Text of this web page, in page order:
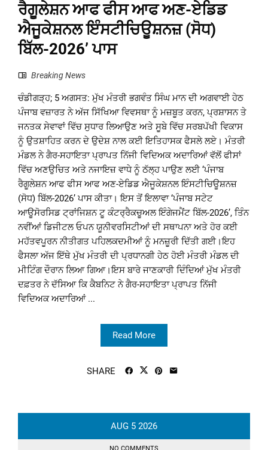
ਰੈਗੂਲੇਸ਼ਨ ਆਫ ਫੀਸ ਆਫ ਅਣ-ਏਡਿਡ
ਐਜੂਕੇਸ਼ਨਲ ਇੰਸਟੀਚਿਊਸ਼ਨਜ਼ (ਸੋਧ)
ਬਿੱਲ-2026’ ਪਾਸ
Breaking News
ਚੰਡੀਗੜ੍ਹ; 5 ਅਗਸਤ: ਮੁੱਖ ਮੰਤਰੀ ਭਗਵੰਤ ਸਿੰਘ ਮਾਨ ਦੀ ਅਗਵਾਈ ਹੇਠ
ਪੰਜਾਬ ਵਜ਼ਾਰਤ ਨੇ ਅੱਜ ਸਿੱਖਿਆ ਵਿਵਸਥਾ ਨੂੰ ਮਜ਼ਬੂਤ ਕਰਨ, ਪ੍ਰਸ਼ਾਸਨ ਤੇ
ਜਨਤਕ ਸੇਵਾਵਾਂ ਵਿੱਚ ਸੁਧਾਰ ਲਿਆਉਣ ਅਤੇ ਸੂਬੇ ਵਿੱਚ ਸਰਬਪੱਖੀ ਵਿਕਾਸ
ਨੂੰ ਉਤਸ਼ਾਹਿਤ ਕਰਨ ਦੇ ਉਦੇਸ਼ ਨਾਲ ਕਈ ਇਤਿਹਾਸਕ ਫੈਸਲੇ ਲਏ। ਮੰਤਰੀ
ਮੰਡਲ ਨੇ ਗੈਰ-ਸਹਾਇਤਾ ਪ੍ਰਾਪਤ ਨਿੱਜੀ ਵਿਦਿਅਕ ਅਦਾਰਿਆਂ ਵੱਲੋਂ ਫੀਸਾਂ
ਵਿੱਚ ਅਣਉਚਿਤ ਅਤੇ ਨਜਾਇਜ਼ ਵਾਧੇ ਨੂੰ ਠੱਲ੍ਹ ਪਾਉਣ ਲਈ ‘ਪੰਜਾਬ
ਰੈਗੂਲੇਸ਼ਨ ਆਫ ਫੀਸ ਆਫ ਅਣ-ਏਡਿਡ ਐਜੂਕੇਸ਼ਨਲ ਇੰਸਟੀਚਿਊਸ਼ਨਜ਼
(ਸੋਧ) ਬਿੱਲ-2026’ ਪਾਸ ਕੀਤਾ। ਇਸ ਤੋਂ ਇਲਾਵਾ ‘ਪੰਜਾਬ ਸਟੇਟ
ਆਊਸੋਰਸਿਡ ਟ੍ਰਾਂਜਿਸ਼ਨ ਟੂ ਕੰਟਰ੍ਰੈਕਚੂਅਲ ਇੰਗੇਜਮੈਂਟ ਬਿੱਲ-2026’, ਤਿੰਨ
ਨਵੀਂਆਂ ਡਿਜੀਟਲ ਓਪਨ ਯੂਨੀਵਰਸਿਟੀਆਂ ਦੀ ਸਥਾਪਨਾ ਅਤੇ ਹੋਰ ਕਈ
ਮਹੱਤਵਪੂਰਨ ਨੀਤੀਗਤ ਪਹਿਲਕਦਮੀਆਂ ਨੂੰ ਮਨਜ਼ੂਰੀ ਦਿੱਤੀ ਗਈ।ਇਹ
ਫੈਸਲਾ ਅੱਜ ਇੱਥੇ ਮੁੱਖ ਮੰਤਰੀ ਦੀ ਪ੍ਰਧਾਨਗੀ ਹੇਠ ਹੋਈ ਮੰਤਰੀ ਮੰਡਲ ਦੀ
ਮੀਟਿੰਗ ਦੌਰਾਨ ਲਿਆ ਗਿਆ।ਇਸ ਬਾਰੇ ਜਾਣਕਾਰੀ ਦਿੰਦਿਆਂ ਮੁੱਖ ਮੰਤਰੀ
ਦਫ਼ਤਰ ਨੇ ਦੱਸਿਆ ਕਿ ਕੈਬਨਿਟ ਨੇ ਗੈਰ-ਸਹਾਇਤਾ ਪ੍ਰਾਪਤ ਨਿੱਜੀ
ਵਿਦਿਅਕ ਅਦਾਰਿਆਂ ...
Read More
SHARE
AUG 5 2026